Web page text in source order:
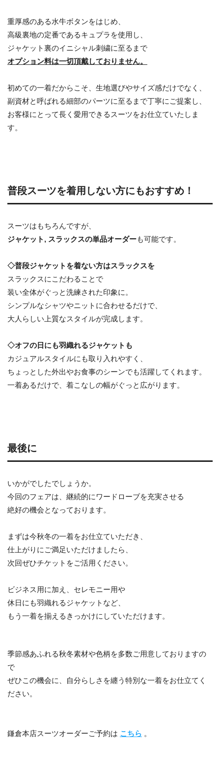
重厚感のある水牛ボタンをはじめ、
高級裏地の定番であるキュプラを使用し、
ジャケット裏のイニシャル刺繍に至るまで
オプション料は一切頂戴しておりません。
初めての一着だからこそ、生地選びやサイズ感だけでなく、
副資材と呼ばれる細部のパーツに至るまで丁寧にご提案し、
お客様にとって長く愛用できるスーツをお仕立ていたしま
す。
普段スーツを着用しない方にもおすすめ！
スーツはもちろんですが、
ジャケット, スラックスの単品オーダーも可能です。
◇普段ジャケットを着ない方はスラックスを
スラックスにこだわることで
装い全体がぐっと洗練された印象に。
シンプルなシャツやニットに合わせるだけで、
大人らしい上質なスタイルが完成します。
◇オフの日にも羽織れるジャケットも
カジュアルスタイルにも取り入れやすく、
ちょっとした外出やお食事のシーンでも活躍してくれます。
一着あるだけで、着こなしの幅がぐっと広がります。
最後に
いかがでしたでしょうか。
今回のフェアは、継続的にワードローブを充実させる
絶好の機会となっております。
まずは今秋冬の一着をお仕立ていただき、
仕上がりにご満足いただけましたら、
次回ぜひチケットをご活用ください。
ビジネス用に加え、セレモニー用や
休日にも羽織れるジャケットなど、
もう一着を揃えるきっかけにしていただけます。
季節感あふれる秋冬素材や色柄を多数ご用意しておりますの
で
ぜひこの機会に、自分らしさを纏う特別な一着をお仕立てく
ださい。
鎌倉本店スーツオーダーご予約は こちら 。